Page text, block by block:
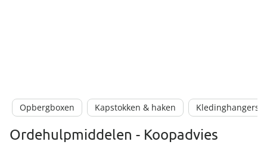
Opbergboxen Kapstokken & haken Kledinghangers
Ordehulpmiddelen - Koopadvies